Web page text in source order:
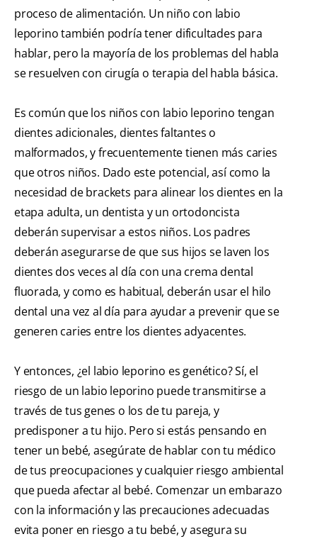
proceso de alimentación. Un niño con labio
leporino también podría tener dificultades para
hablar, pero la mayoría de los problemas del habla
se resuelven con cirugía o terapia del habla básica.
Es común que los niños con labio leporino tengan
dientes adicionales, dientes faltantes o
malformados, y frecuentemente tienen más caries
que otros niños. Dado este potencial, así como la
necesidad de brackets para alinear los dientes en la
etapa adulta, un dentista y un ortodoncista
deberán supervisar a estos niños. Los padres
deberán asegurarse de que sus hijos se laven los
dientes dos veces al día con una crema dental
fluorada, y como es habitual, deberán usar el hilo
dental una vez al día para ayudar a prevenir que se
generen caries entre los dientes adyacentes.
Y entonces, ¿el labio leporino es genético? Sí, el
riesgo de un labio leporino puede transmitirse a
través de tus genes o los de tu pareja, y
predisponer a tu hijo. Pero si estás pensando en
tener un bebé, asegúrate de hablar con tu médico
de tus preocupaciones y cualquier riesgo ambiental
que pueda afectar al bebé. Comenzar un embarazo
con la información y las precauciones adecuadas
evita poner en riesgo a tu bebé, y asegura su